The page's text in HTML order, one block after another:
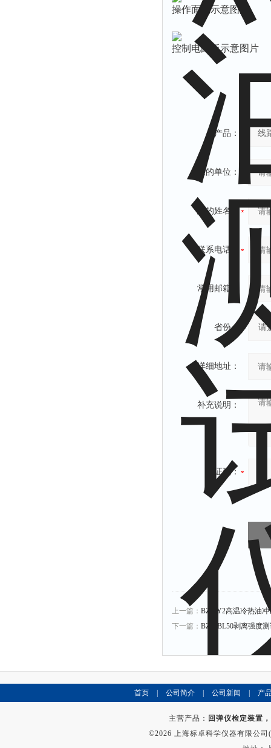
操作面板示意图片
控制电路板示意图片
产品：
您的单位：
您的姓名：
联系电话：
常用邮箱：
省份：
详细地址：
补充说明：
验证码：
上一篇： BZ-RY2高温冷热油
下一篇： BZ—BL50剥离强度
首页 公司简介 公司新闻 产
主营产品： 回弹仪检定装置
©2026 上海标卓科学仪器有限公